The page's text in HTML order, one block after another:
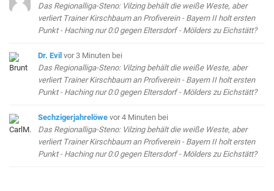
Das Regionalliga-Steno: Vilzing behält die weiße Weste, aber
verliert Trainer Kirschbaum an Profiverein - Bayern II holt ersten
Punkt - Haching nur 0:0 gegen Eltersdorf - Mölders zu Eichstätt?
Dr. Evil vor 3 Minuten bei
Das Regionalliga-Steno: Vilzing behält die weiße Weste, aber
verliert Trainer Kirschbaum an Profiverein - Bayern II holt ersten
Punkt - Haching nur 0:0 gegen Eltersdorf - Mölders zu Eichstätt?
Sechzigerjahrelöwe vor 4 Minuten bei
Das Regionalliga-Steno: Vilzing behält die weiße Weste, aber
verliert Trainer Kirschbaum an Profiverein - Bayern II holt ersten
Punkt - Haching nur 0:0 gegen Eltersdorf - Mölders zu Eichstätt?